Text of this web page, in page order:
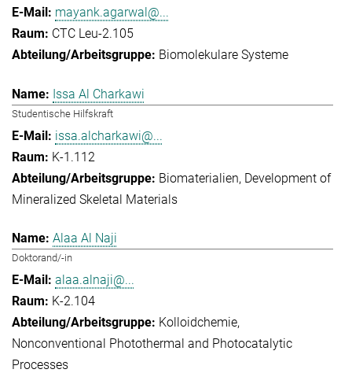
mayank.agarwal@...
CTC Leu-2.105
Biomolekulare Systeme
Issa Al Charkawi
Studentische Hilfskraft
issa.alcharkawi@...
K-1.112
Biomaterialien Development of
Mineralized Skeletal Materials
Alaa Al Naji
Doktorand/-in
alaa.alnaji@...
K-2.104
Kolloidchemie
Nonconventional Photothermal and Photocatalytic
Processes